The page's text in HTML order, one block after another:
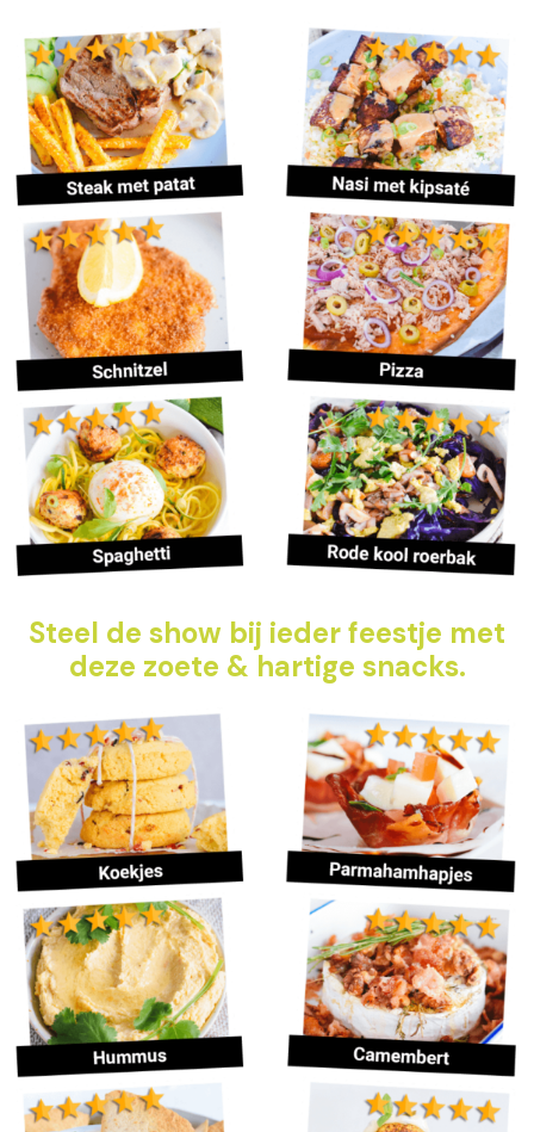
Steel de show bij ieder feestje met
deze zoete & hartige snacks.